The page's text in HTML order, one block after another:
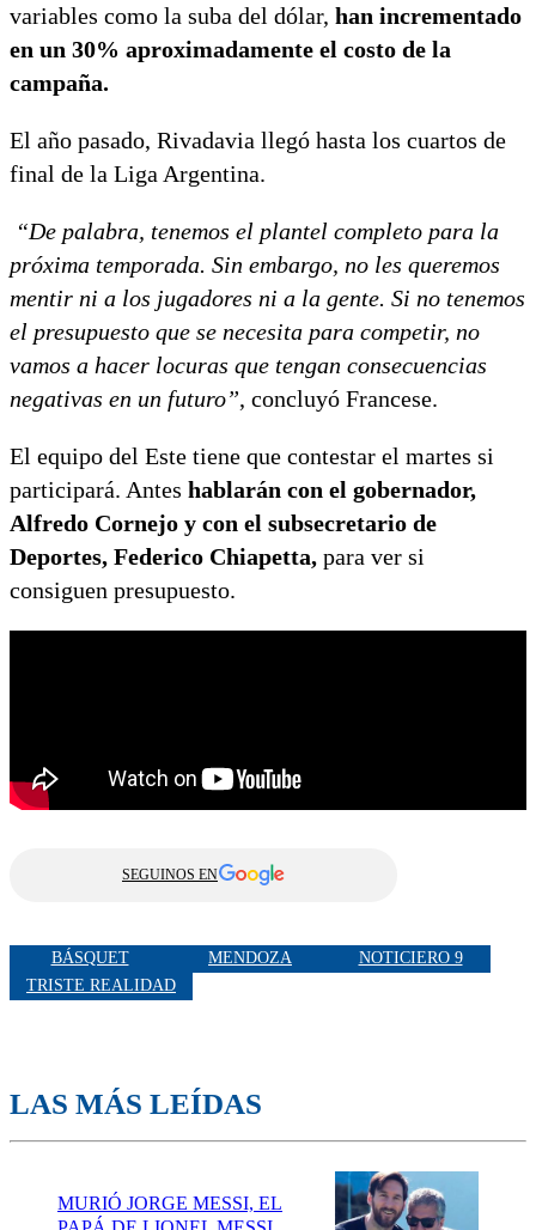
variables como la suba del dólar, han incrementado
en un 30% aproximadamente el costo de la
campaña.
El año pasado, Rivadavia llegó hasta los cuartos de
final de la Liga Argentina.
“De palabra, tenemos el plantel completo para la
próxima temporada. Sin embargo, no les queremos
mentir ni a los jugadores ni a la gente. Si no tenemos
el presupuesto que se necesita para competir, no
vamos a hacer locuras que tengan consecuencias
negativas en un futuro”, concluyó Francese.
El equipo del Este tiene que contestar el martes si
participará. Antes hablarán con el gobernador,
Alfredo Cornejo y con el subsecretario de
Deportes, Federico Chiapetta, para ver si
consiguen presupuesto.
SEGUINOS EN
BÁSQUET MENDOZA
NOTICIERO 9
TRISTE REALIDAD
LAS MÁS LEÍDAS
MURIÓ JORGE MESSI, EL